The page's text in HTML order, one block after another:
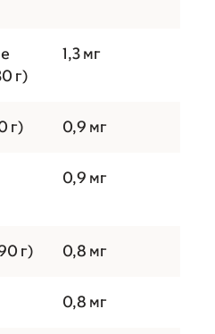
г)
1,3 мг
г) 0,9 мг
0,9 мг
г) 0,8 мг
0,8 мг